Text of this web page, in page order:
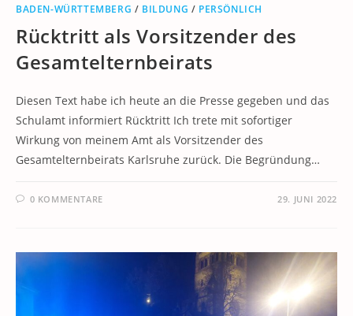
BADEN-WÜRTTEMBERG / BILDUNG / PERSÖNLICH
Rücktritt als Vorsitzender des
Gesamtelternbeirats
Diesen Text habe ich heute an die Presse gegeben und das
Schulamt informiert Rücktritt Ich trete mit sofortiger
Wirkung von meinem Amt als Vorsitzender des
Gesamtelternbeirats Karlsruhe zurück. Die Begründung…
0 KOMMENTARE 29. JUNI 2022